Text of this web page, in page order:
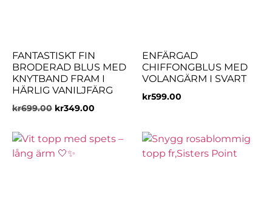
FANTASTISKT FIN
BRODERAD BLUS MED
KNYTBAND FRAM I
HÄRLIG VANILJFÄRG
kr699.00 kr349.00
ENFÄRGAD
CHIFFONGBLUS MED
VOLANGÄRM I SVART
kr599.00